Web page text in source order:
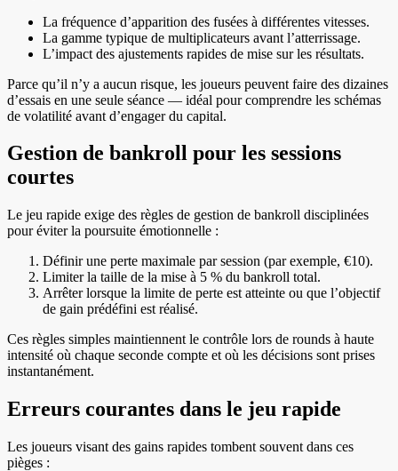
La fréquence d’apparition des fusées à différentes vitesses.
La gamme typique de multiplicateurs avant l’atterrissage.
L’impact des ajustements rapides de mise sur les résultats.
Parce qu’il n’y a aucun risque, les joueurs peuvent faire des dizaines
d’essais en une seule séance — idéal pour comprendre les schémas
de volatilité avant d’engager du capital.
Gestion de bankroll pour les sessions
courtes
Le jeu rapide exige des règles de gestion de bankroll disciplinées
pour éviter la poursuite émotionnelle :
Définir une perte maximale par session (par exemple, €10).
Limiter la taille de la mise à 5 % du bankroll total.
Arrêter lorsque la limite de perte est atteinte ou que l’objectif
de gain prédéfini est réalisé.
Ces règles simples maintiennent le contrôle lors de rounds à haute
intensité où chaque seconde compte et où les décisions sont prises
instantanément.
Erreurs courantes dans le jeu rapide
Les joueurs visant des gains rapides tombent souvent dans ces
pièges :